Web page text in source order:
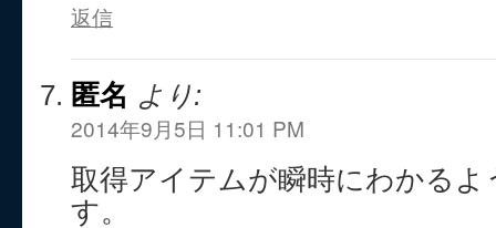
返信
匿名 より:
2014年9月5日 11:01 PM
取得アイテムが瞬時にわかる
す。